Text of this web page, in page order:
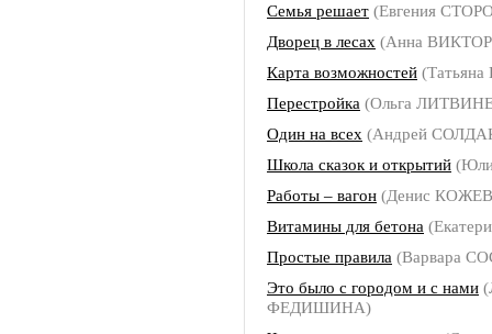
Семья решает (Евгения
Дворец в лесах (Анна
Карта возможностей
Перестройка (Ольга
Один на всех (Андрей
Школа сказок и открытий
Работы – вагон (Денис
Витамины для бетона
Простые правила (Варвара
Это было с городом и с нами
ФЕДИШИНА)